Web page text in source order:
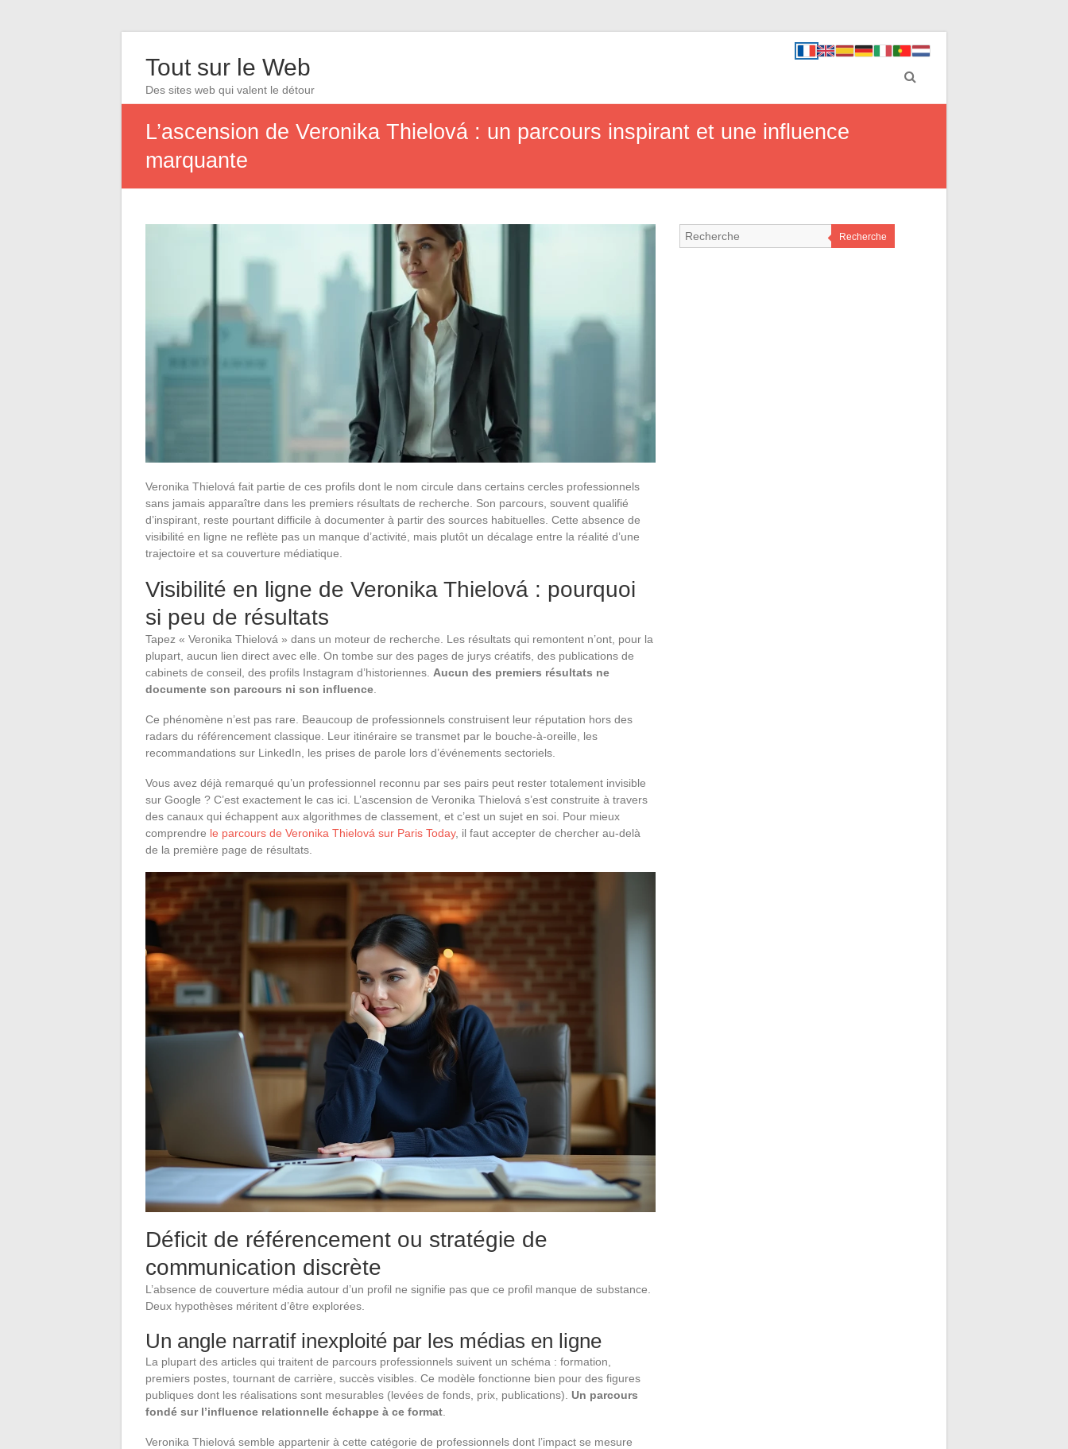
Tout sur le Web
Des sites web qui valent le détour
L’ascension de Veronika Thielová : un parcours inspirant et une influence
marquante
Veronika Thielová fait partie de ces profils dont le nom circule dans certains cercles professionnels
sans jamais apparaître dans les premiers résultats de recherche. Son parcours, souvent qualifié
d’inspirant, reste pourtant difficile à documenter à partir des sources habituelles. Cette absence de
visibilité en ligne ne reflète pas un manque d’activité, mais plutôt un décalage entre la réalité d’une
trajectoire et sa couverture médiatique.
Visibilité en ligne de Veronika Thielová : pourquoi
si peu de résultats
Tapez « Veronika Thielová » dans un moteur de recherche. Les résultats qui remontent n’ont, pour la
plupart, aucun lien direct avec elle. On tombe sur des pages de jurys créatifs, des publications de
cabinets de conseil, des profils Instagram d’historiennes. Aucun des premiers résultats ne
documente son parcours ni son influence
Ce phénomène n’est pas rare. Beaucoup de professionnels construisent leur réputation hors des
radars du référencement classique. Leur itinéraire se transmet par le bouche-à-oreille, les
recommandations sur LinkedIn, les prises de parole lors d’événements sectoriels.
Vous avez déjà remarqué qu’un professionnel reconnu par ses pairs peut rester totalement invisible
sur Google ? C’est exactement le cas ici. L’ascension de Veronika Thielová s’est construite à travers
des canaux qui échappent aux algorithmes de classement, et c’est un sujet en soi. Pour mieux
comprendre le parcours de Veronika Thielová sur Paris Today, il faut accepter de chercher au-delà
de la première page de résultats.
Déficit de référencement ou stratégie de
communication discrète
L’absence de couverture média autour d’un profil ne signifie pas que ce profil manque de substance.
Deux hypothèses méritent d’être explorées.
Un angle narratif inexploité par les médias en ligne
La plupart des articles qui traitent de parcours professionnels suivent un schéma : formation,
premiers postes, tournant de carrière, succès visibles. Ce modèle fonctionne bien pour des figures
publiques dont les réalisations sont mesurables (levées de fonds, prix, publications). Un parcours
fondé sur l’influence relationnelle échappe à ce format
Veronika Thielová semble appartenir à cette catégorie de professionnels dont l’impact se mesure
Recherche